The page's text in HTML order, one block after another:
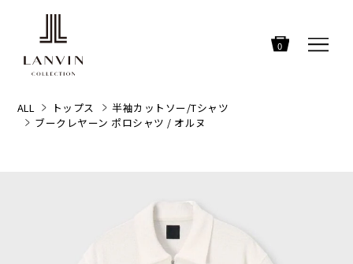
0
ALL トップス
半袖カットソー/Tシャツ
ブークレヤーン ポロシャツ / オルヌ